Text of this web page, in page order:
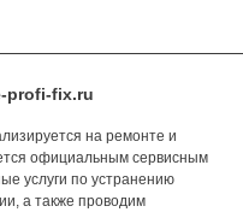
profi-fix.ru
на ремонте и
официальным сервисным
услуги по устранению
а также проводим